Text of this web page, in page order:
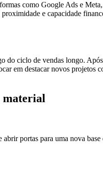
como Google Ads e
e capacidade
ciclo de vendas longo.
em destacar novos
material
portas para uma nova